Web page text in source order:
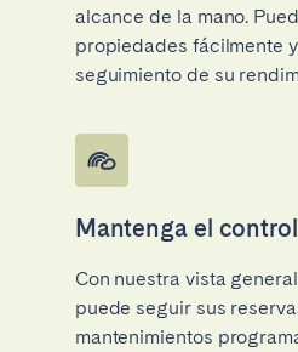
alcance de la mano.
propiedades fácilmente
seguimiento de su
Mantenga el control
Con nuestra vista
puede seguir sus
mantenimientos